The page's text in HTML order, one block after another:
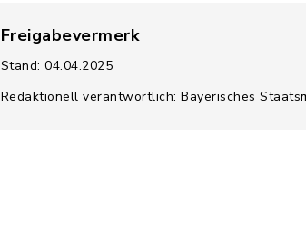
Freigabevermerk
Stand: 04.04.2025
Redaktionell verantwortlich: Bayerisches